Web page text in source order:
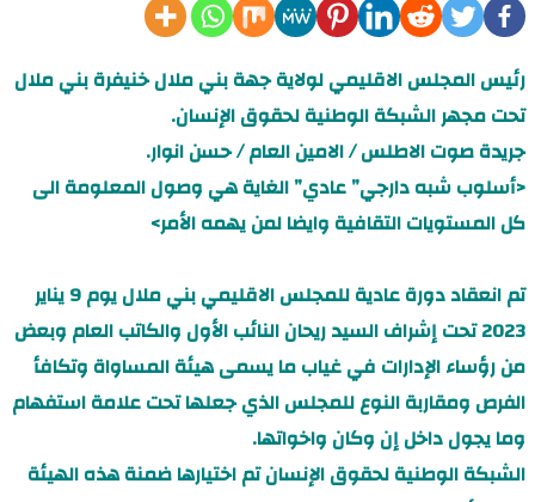
رئيس المجلس الاقليمي لولاية جهة بني ملال خنيفرة بني ملال
تحت مجهر الشبكة الوطنية لحقوق الإنسان.
جريدة صوت الاطلس / الامين العام / حسن انوار.
<أسلوب شبه دارجي” عادي” الغاية هي وصول المعلومة الى
كل المستويات التقافية وايضا لمن يهمه الأمر>
تم انعقاد دورة عادية للمجلس الاقليمي بني ملال يوم 9 يناير
2023 تحت إشراف السيد ريحان النائب الأول والكاتب العام وبعض
من رؤساء الإدارات في غياب ما يسمى هيئة المساواة وتكافأ
الفرص ومقاربة النوع للمجلس الذي جعلها تحت علامة استفهام
وما يجول داخل إن وكان واخواتها.
الشبكة الوطنية لحقوق الإنسان تم اختيارها ضمنة هذه الهيئة